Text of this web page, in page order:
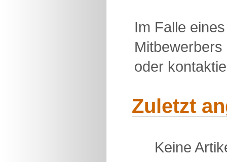
Im Falle
oder
Zuletzt
Keine